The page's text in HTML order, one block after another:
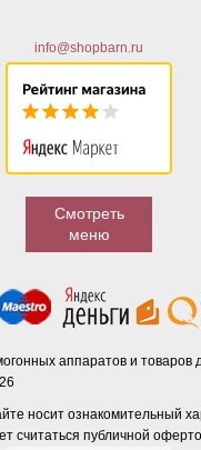
info@shopbarn.ru
Смотреть
меню
аппаратов и товаров
носит ознакомительный
считаться публичной